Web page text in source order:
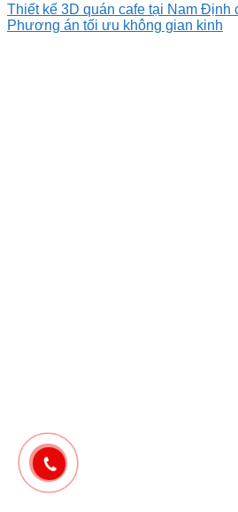
Thiết kế 3D quán cafe tại Nam Định
Phương án tối ưu không gian kinh